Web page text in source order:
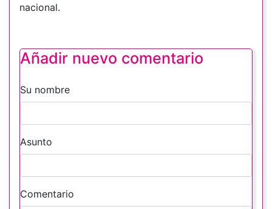
nacional.
Añadir nuevo comentario
Su nombre
Asunto
Comentario